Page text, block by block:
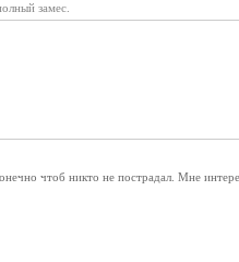
замес.
чтоб никто не пострадал. Мне